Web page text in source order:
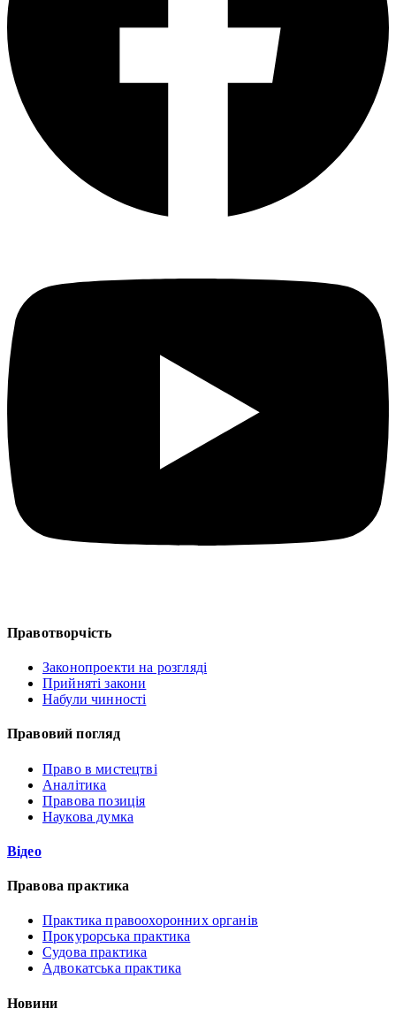
Правотворчість
Законопроекти на розгляді
Прийняті закони
Набули чинності
Правовий погляд
Право в мистецтві
Аналітика
Правова позиція
Наукова думка
Відео
Правова практика
Практика правоохоронних органів
Прокурорська практика
Судова практика
Адвокатська практика
Новини